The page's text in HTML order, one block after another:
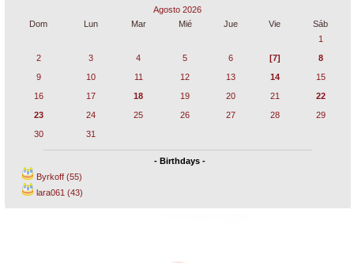
Agosto 2026
Dom
Lun Mar Mié Jue Vie
Sáb
1
2
3 4 5 6 [7]
8
9
10 11 12 13 14
15
16
17 18 19 20 21
22
23
24 25 26 27 28
29
30
31
- Birthdays -
Byrkoff (55)
lara061 (43)